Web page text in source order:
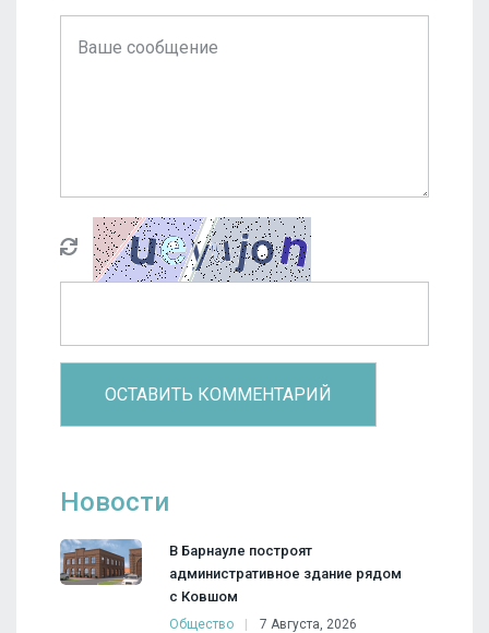
Новости
В Барнауле построят
административное здание рядом
с Ковшом
Общество 7 Августа, 2026